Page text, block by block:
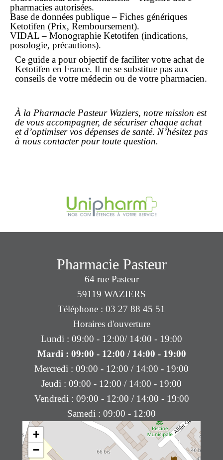
pharmacies autorisées.
Base de données publique – Fiches génériques
Ketotifen (Prix, Remboursement).
VIDAL – Monographie Ketotifen (indications,
posologie, précautions).
Ce guide a pour objectif de faciliter votre achat de
Ketotifen en France. Il ne se substitue pas aux
conseils de votre médecin ou de votre pharmacien.
À la Pharmacie Pasteur Waziers, notre mission est
de vous accompagner, de sécuriser chaque achat
et d’optimiser vos dépenses de santé. N’hésitez pas
à nous contacter pour toute question.
+
−
Pharmacie Pasteur
64 rue Pasteur
59119 WAZIERS
Téléphone : 03 27 88 45 51
Horaires d'ouverture
Lundi : 09:00 - 12:00/ 14:00 - 19:00
Mardi : 09:00 - 12:00 / 14:00 - 19:00
Mercredi : 09:00 - 12:00 / 14:00 - 19:00
Jeudi : 09:00 - 12:00 / 14:00 - 19:00
Vendredi : 09:00 - 12:00 / 14:00 - 19:00
Samedi : 09:00 - 12:00